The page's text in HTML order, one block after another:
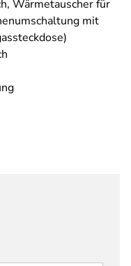
Wärmetauscher für
mit